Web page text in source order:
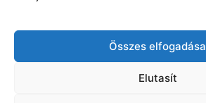
Összes elfogadása
Elutasít